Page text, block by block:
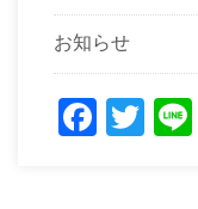
お知らせ